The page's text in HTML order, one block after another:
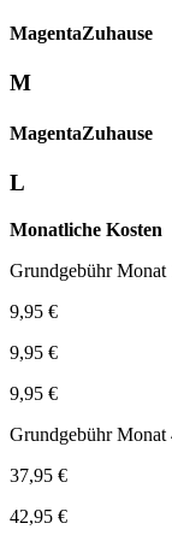
Magenta­Zuhause
M
Magenta­Zuhause
L
Monatliche Kosten
Grundgebühr Monat
9,95 €
9,95 €
9,95 €
Grundgebühr Monat
37,95 €
42,95 €